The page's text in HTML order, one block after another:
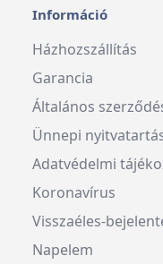
Információ
Házhozszállítás
Garancia
Általános
Ünnepi
Adatvédelmi
Koronavírus
Visszaéles-
Napelem